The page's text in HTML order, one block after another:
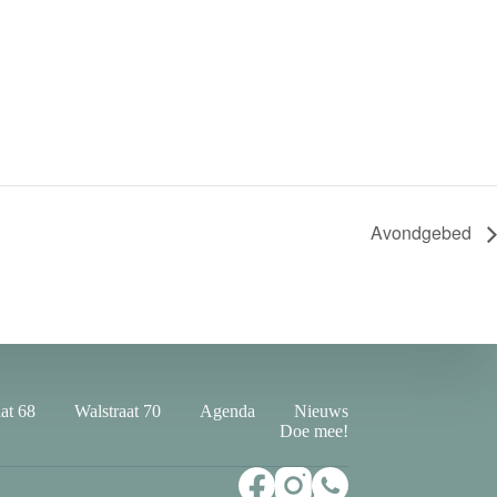
Avondgebed
68 Walstraat 70 Agenda
Nieuws
Doe mee!